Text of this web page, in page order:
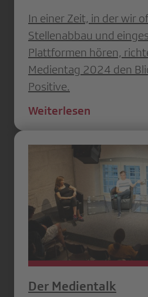
In einer Zeit, in der wir
Stellenabbau und
Plattformen hören,
Medientag 2024 den
Positive.
Weiterlesen
Der Medientalk